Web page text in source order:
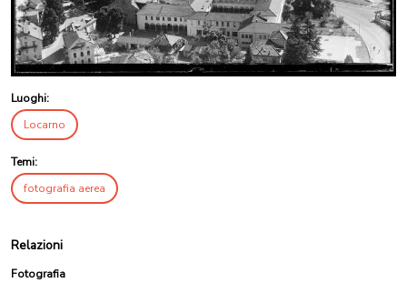
Luoghi:
Locarno
Temi:
fotografia aerea
Relazioni
Fotografia